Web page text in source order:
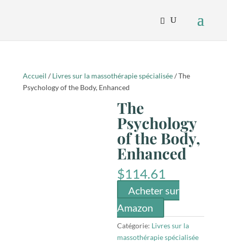
Accueil / Livres sur la massothérapie spécialisée/ The
Psychology of the Body, Enhanced
The
Psychology
of the Body,
Enhanced
$114.61
Acheter sur
Amazon
Catégorie: Livres sur la
massothérapie spécialisée